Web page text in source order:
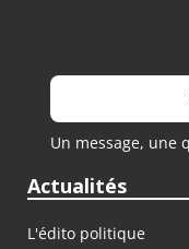
Un message, une
Actualités
L'édito politique